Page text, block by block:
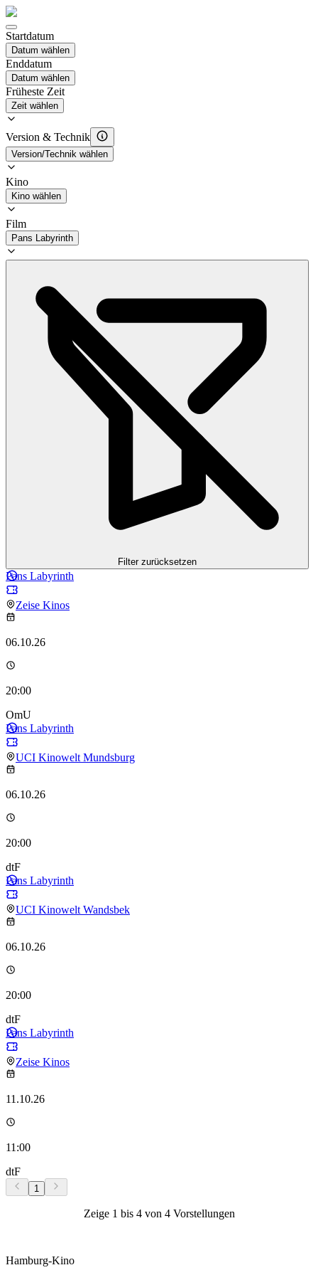
Startdatum
Datum wählen
Enddatum
Datum wählen
Früheste Zeit
Zeit wählen
Version & Technik
Version/Technik wählen
Kino
Kino wählen
Film
Pans Labyrinth
Filter zurücksetzen
Pans Labyrinth
Zeise Kinos
06.10.26
20:00
OmU
Pans Labyrinth
UCI Kinowelt Mundsburg
06.10.26
20:00
dtF
Pans Labyrinth
UCI Kinowelt Wandsbek
06.10.26
20:00
dtF
Pans Labyrinth
Zeise Kinos
11.10.26
11:00
dtF
1
Zeige 1 bis 4von 4Vorstellungen
Hamburg-Kino